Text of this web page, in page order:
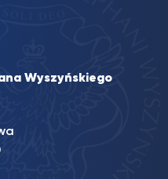
Wyszyńskiego